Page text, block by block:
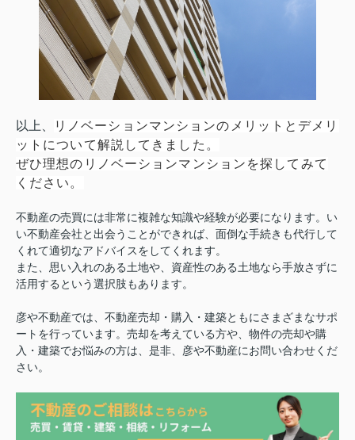
以上、
リノベーションマンションのメリットとデメリ
ットについて解説してきました。
ぜひ理想のリノベーションマンションを探してみて
ください。
不動産の売買には非常に複雑な知識や経験が必要になります。い
い不動産会社と出会うことができれば、面倒な手続きも代行して
くれて適切なアドバイスをしてくれます。
また、思い入れのある土地や、資産性のある土地なら手放さずに
活用するという選択肢もあります。
彦や不動産では、不動産売却・購入・建築ともにさまざまなサポ
ートを行っています。売却を考えている方や、物件の売却や購
入・建築でお悩みの方は、是非、彦や不動産にお問い合わせくだ
さい。